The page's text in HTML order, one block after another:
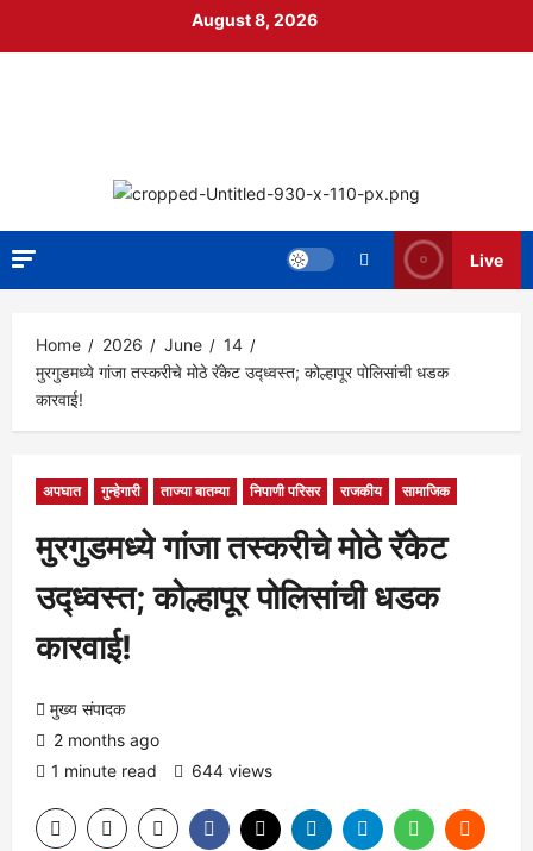
August 8, 2026
Live
Home 2026 June
14
मुरगुडमध्ये गांजा तस्करीचे मोठे रॅकेट उद्ध्वस्त; कोल्हापूर पोलिसांची धडक
कारवाई!
अपघात गुन्हेगारी ताज्या बातम्या निपाणी परिसर राजकीय सामाजिक
मुरगुडमध्ये गांजा तस्करीचे मोठे रॅकेट
उद्ध्वस्त; कोल्हापूर पोलिसांची धडक
कारवाई!
मुख्य संपादक
2 months ago
1 minute read
644 views